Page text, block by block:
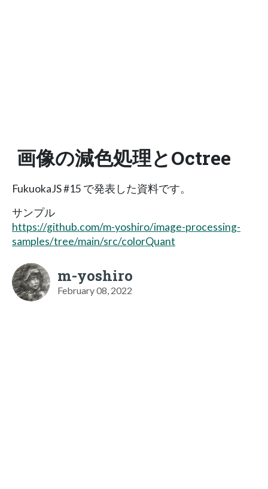
画像の減色処理とOctree
FukuokaJS #15 で発表した資料です。
サンプル
https://github.com/m-yoshiro/image-processing-
samples/tree/main/src/colorQuant
m-yoshiro
February 08, 2022